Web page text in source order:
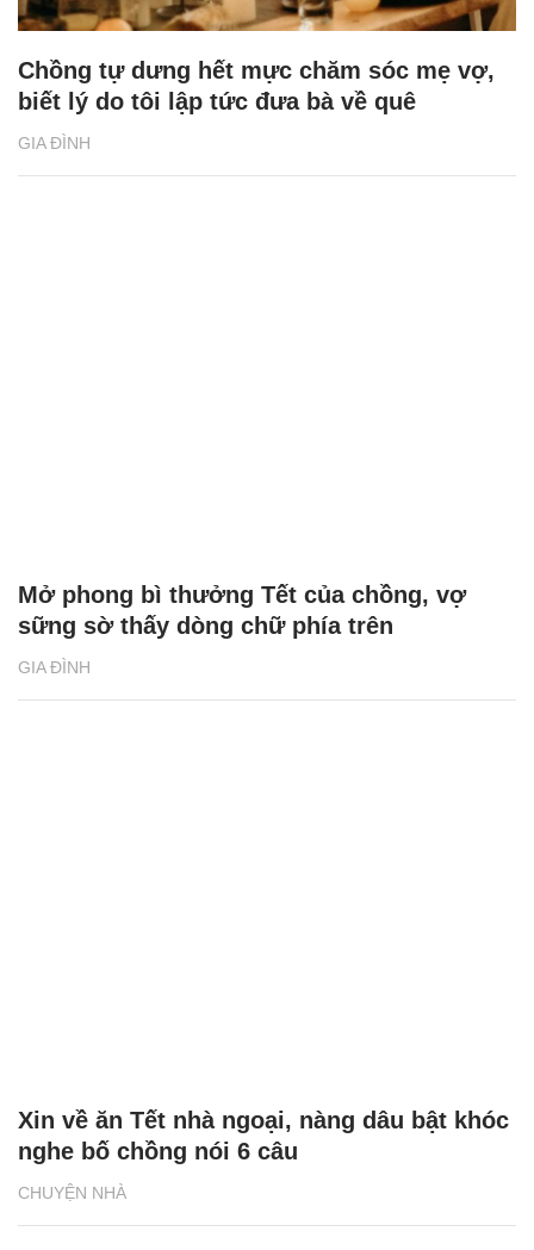
GIA ĐÌNH
Chồng tự dưng hết mực chăm sóc mẹ vợ,
biết lý do tôi lập tức đưa bà về quê
GIA ĐÌNH
Mở phong bì thưởng Tết của chồng, vợ
sững sờ thấy dòng chữ phía trên
CHUYỆN NHÀ
Xin về ăn Tết nhà ngoại, nàng dâu bật khóc
nghe bố chồng nói 6 câu